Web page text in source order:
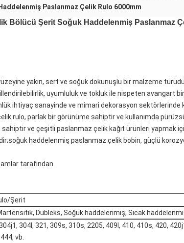
Paslanmaz Çelik Rulo 6000mm
Bölücü Şerit Soğuk Haddelenmiş Paslanmaz
yakın, sert ve soğuk dokunuşlu bir malzeme
uyumluluk ve tokluk ile nispeten avangart
ihtiyaç sanayinde ve mimari dekorasyon sektörlerinde
rulo, parlak bir görünüme sahiptir ve kullanımda
ve çeşitli paslanmaz çelik kağıt ürünleri yapmak
haddelenmiş paslanmaz çelik bobin, güçlü
tarafından.
Şerit
Dubleks, Soğuk haddelenmiş, Sıcak
304l, 321, 309s, 310s, 2205, 409l, 410, 410s, 420,
vb.